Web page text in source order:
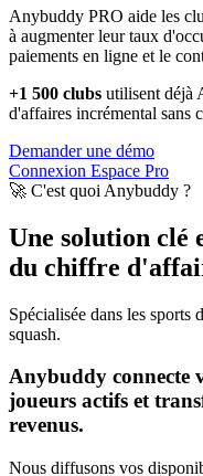
Anybuddy PRO aide les
à augmenter leur taux
paiements en ligne et le
+1 500 clubs utilisent déjà
d'affaires incrémental sans
Demander une démo
Connexion Espace Pro
🚀 C'est quoi Anybuddy ?
Une solution clé
du chiffre
Spécialisée dans les sports
squash.
Anybuddy connecte
joueurs actifs et
revenus.
Nous diffusons vos